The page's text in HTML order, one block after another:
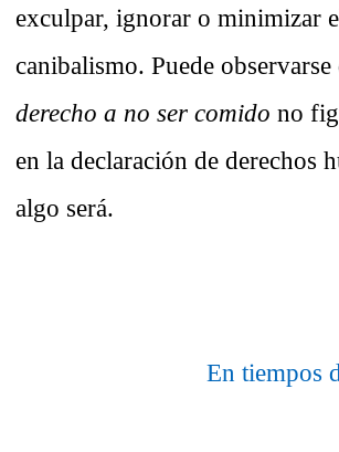
exculpar, ignorar o minimizar
canibalismo. Puede observarse
derecho a no ser comido no
en la declaración de derechos
algo será.
En tiempos